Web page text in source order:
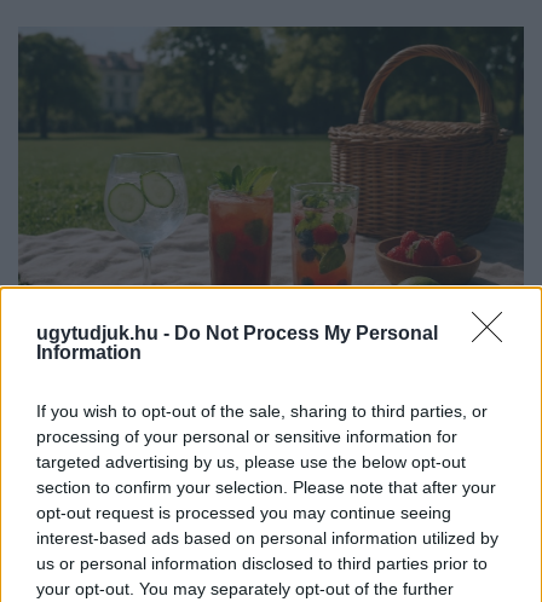
ugytudjuk.hu - Do Not Process My Personal
Information
If you wish to opt-out of the sale, sharing to third parties, or
processing of your personal or sensitive information for
targeted advertising by us, please use the below opt-out
section to confirm your selection. Please note that after your
opt-out request is processed you may continue seeing
interest-based ads based on personal information utilized by
us or personal information disclosed to third parties prior to
your opt-out. You may separately opt-out of the further
Ahogy tavaszodik és a nap egyre tovább marad velünk, sokaknak
támad kedve kirándulni a természetbe.
Szólj hozzá!